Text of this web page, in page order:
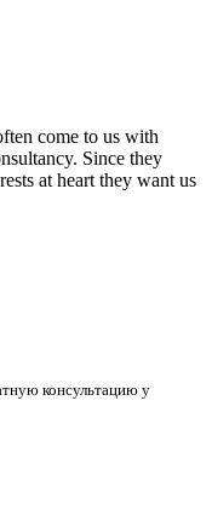
come to us with
Since they
at heart they want us
консультацию у